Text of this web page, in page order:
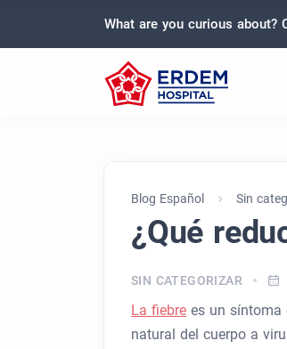
What are you curious about?
Blog Español Sin
¿Qué
SIN CATEGORIZAR
La fiebre es un síntoma
natural del cuerpo a